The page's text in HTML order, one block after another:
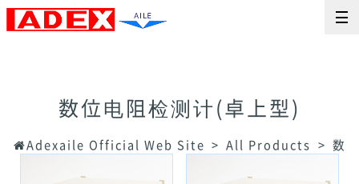
数位电阻检测计(卓上型)
Adexaile Official Web Site All Products 数